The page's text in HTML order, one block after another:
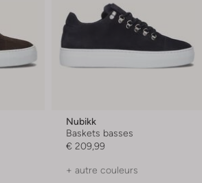
Nubikk
Baskets basses
€ 209,99
+ autre couleurs